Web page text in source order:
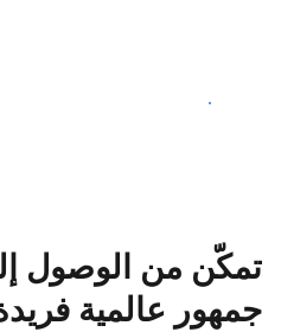
ابدأ اليوم
تمكّن من الوصول
جمهور عالمية